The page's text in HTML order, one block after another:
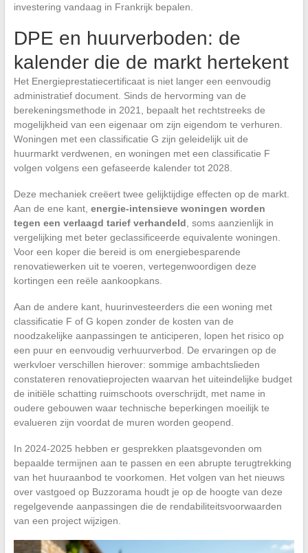
investering vandaag in Frankrijk bepalen.
DPE en huurverboden: de
kalender die de markt hertekent
Het Energieprestatiecertificaat is niet langer een eenvoudig
administratief document. Sinds de hervorming van de
berekeningsmethode in 2021, bepaalt het rechtstreeks de
mogelijkheid van een eigenaar om zijn eigendom te verhuren.
Woningen met een classificatie G zijn geleidelijk uit de
huurmarkt verdwenen, en woningen met een classificatie F
volgen volgens een gefaseerde kalender tot 2028.
Deze mechaniek creëert twee gelijktijdige effecten op de markt.
Aan de ene kant, energie-intensieve woningen worden
tegen een verlaagd tarief verhandeld , soms aanzienlijk in
vergelijking met beter geclassificeerde equivalente woningen.
Voor een koper die bereid is om energiebesparende
renovatiewerken uit te voeren, vertegenwoordigen deze
kortingen een reële aankoopkans.
Aan de andere kant, huurinvesteerders die een woning met
classificatie F of G kopen zonder de kosten van de
noodzakelijke aanpassingen te anticiperen, lopen het risico op
een puur en eenvoudig verhuurverbod. De ervaringen op de
werkvloer verschillen hierover: sommige ambachtslieden
constateren renovatieprojecten waarvan het uiteindelijke budget
de initiële schatting ruimschoots overschrijdt, met name in
oudere gebouwen waar technische beperkingen moeilijk te
evalueren zijn voordat de muren worden geopend.
In 2024-2025 hebben er gesprekken plaatsgevonden om
bepaalde termijnen aan te passen en een abrupte terugtrekking
van het huuraanbod te voorkomen. Het volgen van het nieuws
over vastgoed op Buzzorama houdt je op de hoogte van deze
regelgevende aanpassingen die de rendabiliteitsvoorwaarden
van een project wijzigen.